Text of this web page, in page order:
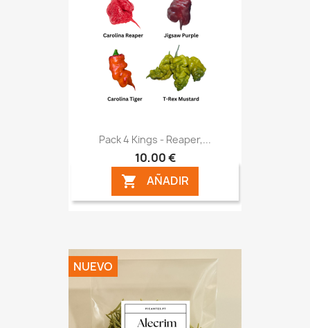
Pack 4 Kings - Reaper,...
10,00 €
 AÑADIR
NUEVO